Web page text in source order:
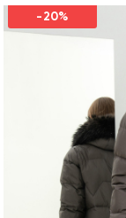
-20%